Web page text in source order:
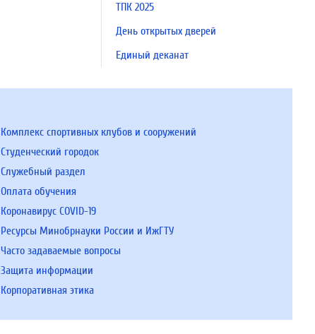
ТПК 2025
День открытых дверей
Единый деканат
Комплекс спортивных клубов и сооружений
Студенческий городок
Служебный раздел
Оплата обучения
Коронавирус COVID-19
Ресурсы Минобрнауки России и ИжГТУ
Часто задаваемые вопросы
Защита информации
Корпоративная этика